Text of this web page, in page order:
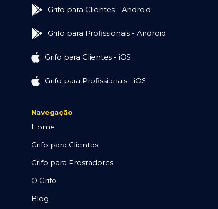
Grifo para Clientes - Android
Grifo para Profissionais - Android
Grifo para Clientes - iOS
Grifo para Profissionais - iOS
Navegação
Home
Grifo para Clientes
Grifo para Prestadores
O Grifo
Blog